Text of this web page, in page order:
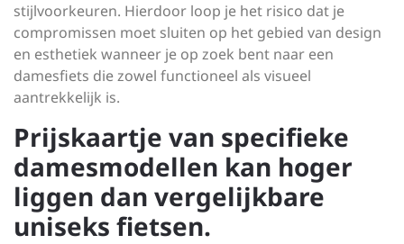
stijlvoorkeuren. Hierdoor loop je het risico dat je
compromissen moet sluiten op het gebied van design
en esthetiek wanneer je op zoek bent naar een
damesfiets die zowel functioneel als visueel
aantrekkelijk is.
Prijskaartje van specifieke
damesmodellen kan hoger
liggen dan vergelijkbare
uniseks fietsen.